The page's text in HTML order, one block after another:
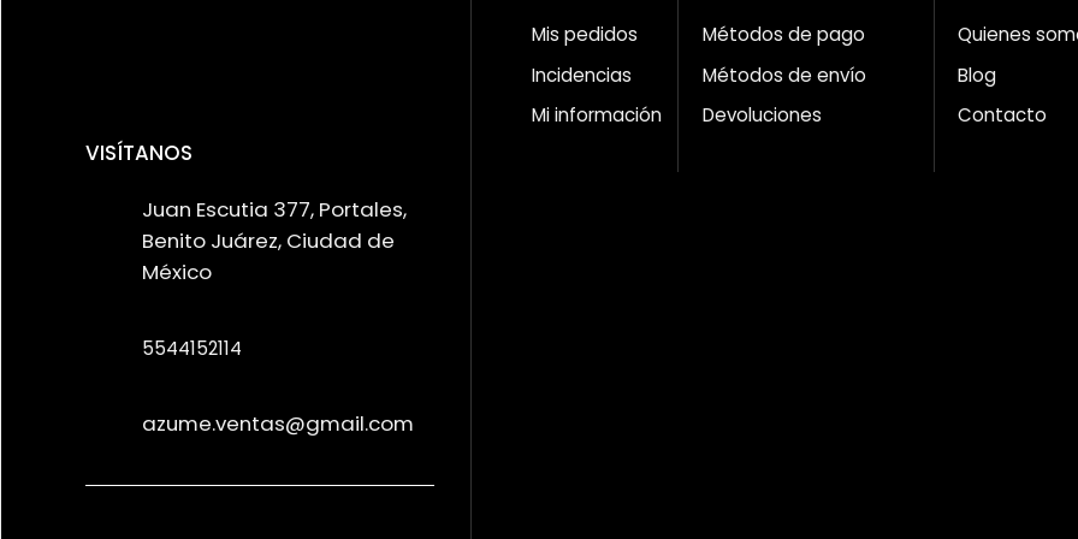
VISÍTANOS
Juan Escutia 377, Portales,
Benito Juárez, Ciudad de
México
5544152114
azume.ventas@gmail.com
Mis pedidos
Incidencias
Mi información
Métodos de pago
Métodos de envío
Devoluciones
Quienes
Blog
Contacto